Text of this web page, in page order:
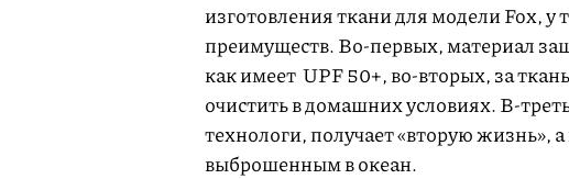
изготовления ткани для модели Fox, у
преимуществ. Во-первых, материал
как имеет UPF 50+, во-вторых, за
очистить в домашних условиях. В-
технологи, получает «вторую жизнь»,
выброшенным в океан.